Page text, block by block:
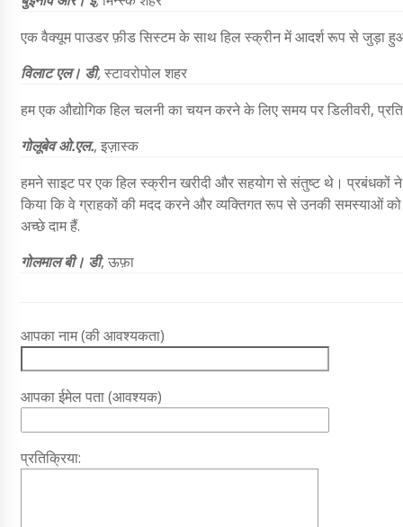
एक वैक्यूम पाउडर फ़ीड सिस्टम के साथ हिल स्क्रीन में आदर्श रूप से जुड़ा
विलाट एल। डी,स्टावरोपोल शहर
हम एक औद्योगिक हिल चलनी का चयन करने के लिए समय पर डिलीवरी,
गोलूबेव ओ.एल., इज़ास्क
हमने साइट पर एक हिल स्क्रीन खरीदी और सहयोग से संतुष्ट थे। प्रबंधकों
किया कि वे ग्राहकों की मदद करने और व्यक्तिगत रूप से उनकी समस्याओं
अच्छे दाम हैं.
गोलमाल बी। डी, ऊफ़ा
आपका नाम (की आवश्यकता)
आपका ईमेल पता (आवश्यक)
प्रतिक्रिया: